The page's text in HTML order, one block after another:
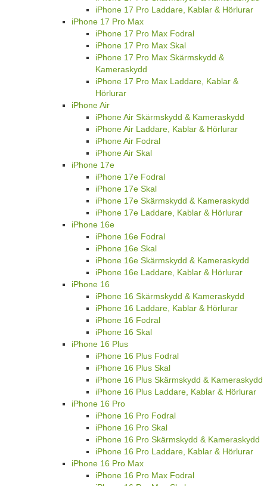
iPhone 17 Pro Laddare, Kablar & Hörlurar
iPhone 17 Pro Max
iPhone 17 Pro Max Fodral
iPhone 17 Pro Max Skal
iPhone 17 Pro Max Skärmskydd &
Kameraskydd
iPhone 17 Pro Max Laddare, Kablar &
Hörlurar
iPhone Air
iPhone Air Skärmskydd & Kameraskydd
iPhone Air Laddare, Kablar & Hörlurar
iPhone Air Fodral
iPhone Air Skal
iPhone 17e
iPhone 17e Fodral
iPhone 17e Skal
iPhone 17e Skärmskydd & Kameraskydd
iPhone 17e Laddare, Kablar & Hörlurar
iPhone 16e
iPhone 16e Fodral
iPhone 16e Skal
iPhone 16e Skärmskydd & Kameraskydd
iPhone 16e Laddare, Kablar & Hörlurar
iPhone 16
iPhone 16 Skärmskydd & Kameraskydd
iPhone 16 Laddare, Kablar & Hörlurar
iPhone 16 Fodral
iPhone 16 Skal
iPhone 16 Plus
iPhone 16 Plus Fodral
iPhone 16 Plus Skal
iPhone 16 Plus Skärmskydd & Kameraskydd
iPhone 16 Plus Laddare, Kablar & Hörlurar
iPhone 16 Pro
iPhone 16 Pro Fodral
iPhone 16 Pro Skal
iPhone 16 Pro Skärmskydd & Kameraskydd
iPhone 16 Pro Laddare, Kablar & Hörlurar
iPhone 16 Pro Max
iPhone 16 Pro Max Fodral